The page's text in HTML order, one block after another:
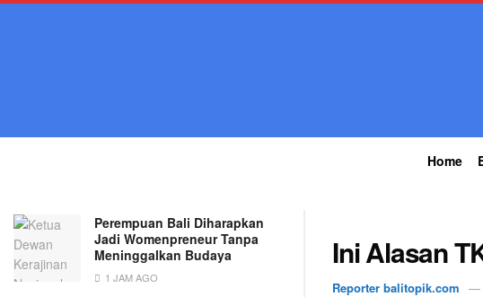
Atas Kemenangan PraGib
Perempuan Bali Diharapkan
Jadi Womenpreneur Tanpa
Meninggalkan Budaya
1 JAM AGO
Home
Ini Alasan
Reporter balitopik.com